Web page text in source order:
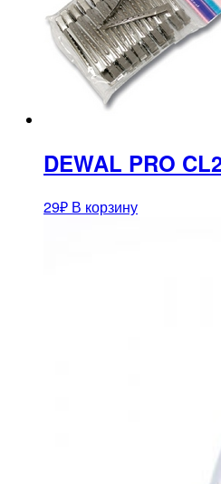
DEWAL PRO
29₽ В корзину